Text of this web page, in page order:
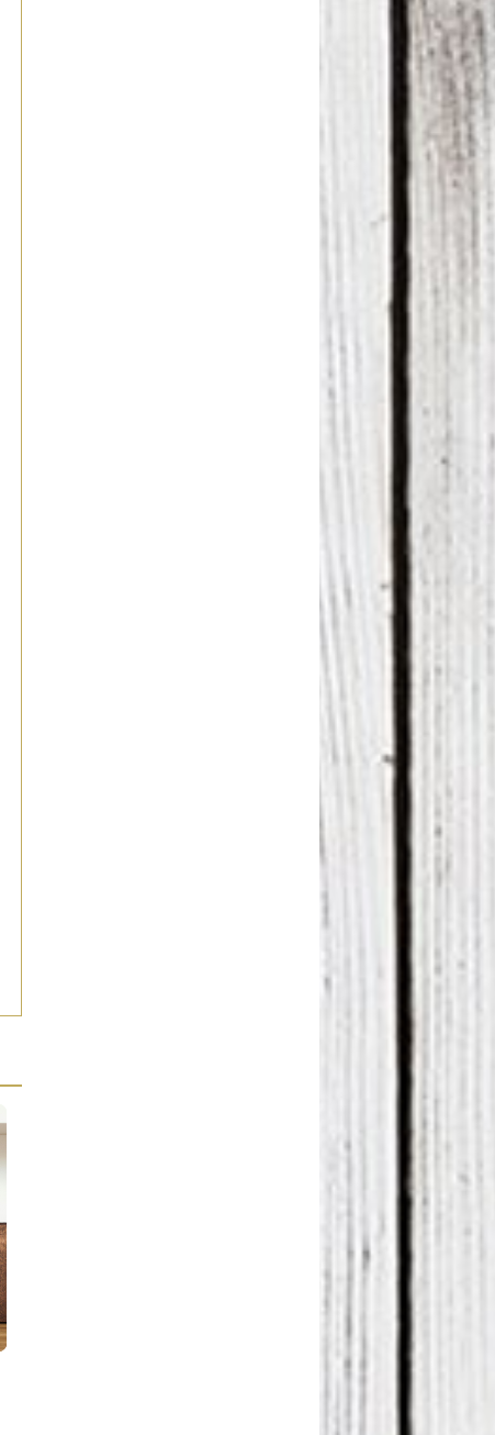
Interiorismo e IA. ¿Moda o